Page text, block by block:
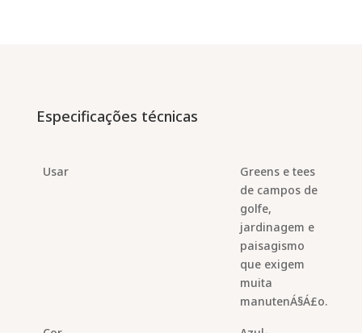
Especificações técnicas
Usar
Greens e tees
de campos de
golfe,
jardinagem e
paisagismo
que exigem
muita
manutenÁ§Á£o.